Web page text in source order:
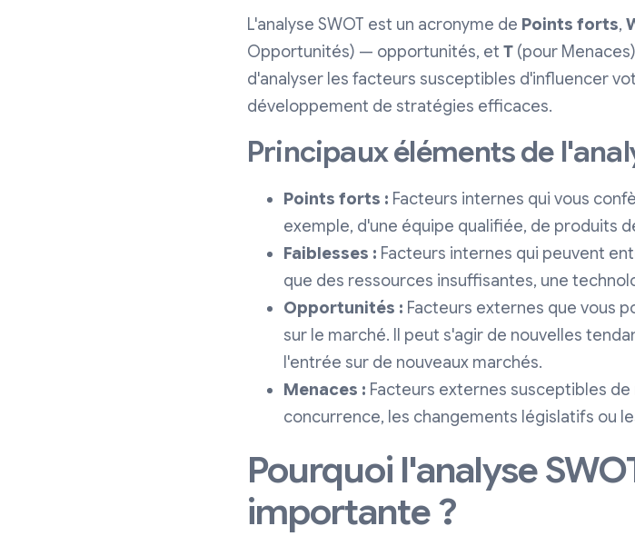
L'analyse SWOT est un acronyme de Points forts,
Opportunités) — opportunités, et T (pour
d'analyser les facteurs susceptibles d'influencer
développement de stratégies efficaces.
Principaux éléments de
Points forts : Facteurs internes qui vous
exemple, d'une équipe qualifiée, de produits
Faiblesses : Facteurs internes qui peuvent
que des ressources insuffisantes, une
Opportunités : Facteurs externes que vous
sur le marché. Il peut s'agir de nouvelles
l'entrée sur de nouveaux marchés.
Menaces : Facteurs externes susceptibles
concurrence, les changements législatifs ou
Pourquoi l'analyse
importante ?